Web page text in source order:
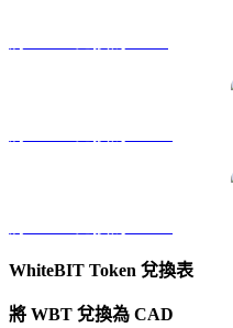
WhiteBIT Token 兌換表
將 WBT 兌換為 CAD